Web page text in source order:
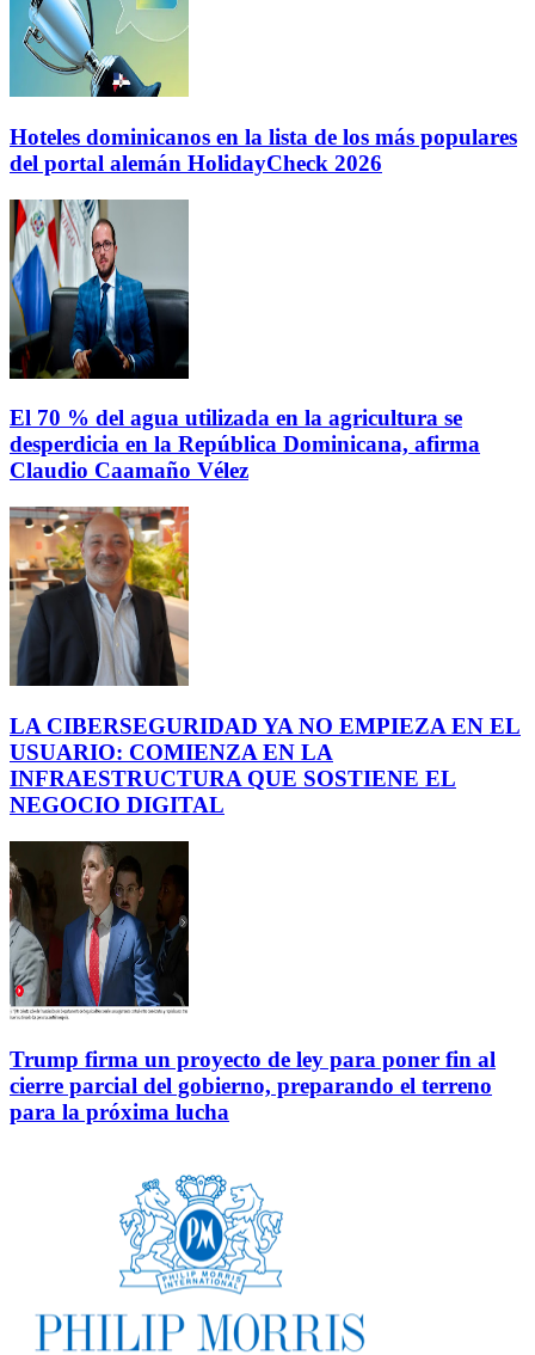
Hoteles dominicanos en la lista de los más populares
del portal alemán HolidayCheck 2026
El 70 % del agua utilizada en la agricultura se
desperdicia en la República Dominicana, afirma
Claudio Caamaño Vélez
LA CIBERSEGURIDAD YA NO EMPIEZA EN EL
USUARIO: COMIENZA EN LA
INFRAESTRUCTURA QUE SOSTIENE EL
NEGOCIO DIGITAL
Trump firma un proyecto de ley para poner fin al
cierre parcial del gobierno, preparando el terreno
para la próxima lucha